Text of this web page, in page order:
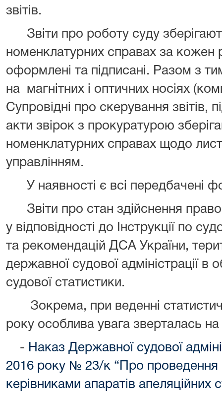
звітів.
Звіти про роботу суду
номенклатурних справах за кожен
оформлені та підписані. Разом з тим
на
магнітних і оптичних носіях
Супровідні про скерування звітів,
акти звірок з прокуратурою
номенклатурних справах щодо
управлінням.
У наявності є всі передбачені
Звіти про стан здійснення
у відповідності до Інструкції по
та рекомендацій ДСА України,
державної судової адміністрації в
судової статистики.
Зокрема, при веденні
року особлива увага зверталась
- Наказ Державної судової
2016 року № 23/к “Про проведення
керівниками апаратів апеляційних